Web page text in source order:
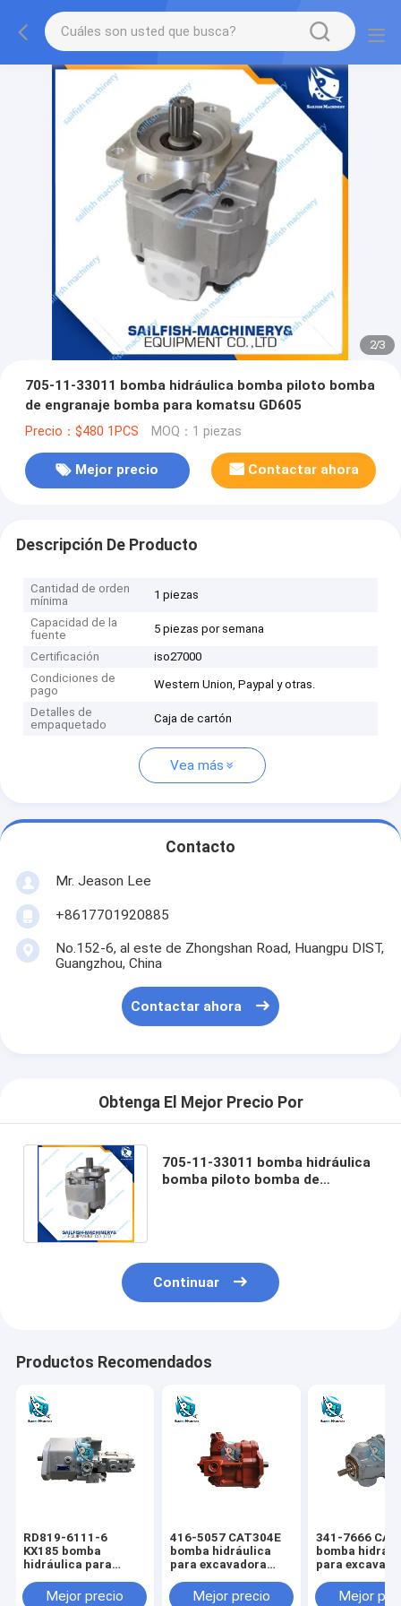
2/3
705-11-33011 bomba hidráulica bomba piloto bomba
de engranaje bomba para komatsu GD605
Precio：$480 1PCS MOQ：1 piezas
Mejor precio Contactar ahora
Descripción De Producto
Cantidad de orden
mínima
1 piezas
Capacidad de la
fuente
5 piezas por semana
Certificación
iso27000
Condiciones de
pago
Western Union, Paypal y otras.
Detalles de
empaquetado
Caja de cartón
Vea más
Contacto
Mr. Jeason Lee
+8617701920885
No.152-6, al este de Zhongshan Road, Huangpu DIST,
Guangzhou, China
Contactar ahora
Obtenga El Mejor Precio Por
705-11-33011 bomba hidráulica
bomba piloto bomba de
Continuar
Productos Recomendados
RD819-6111-6
KX185 bomba
hidráulica para
Mejor precio
416-5057 CAT304E
bomba hidráulica
para excavadora
Mejor precio
341-7666
bomba
para
Mejor